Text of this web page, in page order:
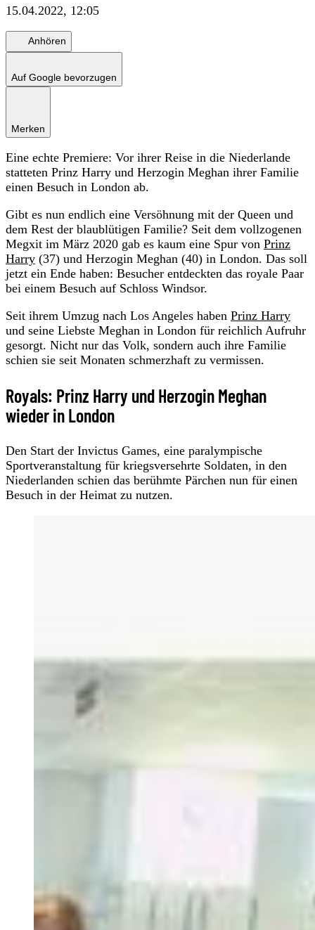
15.04.2022, 12:05
Anhören
Auf Google bevorzugen
Merken
Eine echte Premiere: Vor ihrer Reise in die Niederlande
statteten Prinz Harry und Herzogin Meghan ihrer Familie
einen Besuch in London ab.
Gibt es nun endlich eine Versöhnung mit der Queen und
dem Rest der blaublütigen Familie? Seit dem vollzogenen
Megxit im März 2020 gab es kaum eine Spur von Prinz
Harry (37) und Herzogin Meghan (40) in London. Das soll
jetzt ein Ende haben: Besucher entdeckten das royale Paar
bei einem Besuch auf Schloss Windsor.
Seit ihrem Umzug nach Los Angeles haben Prinz Harry
und seine Liebste Meghan in London für reichlich Aufruhr
gesorgt. Nicht nur das Volk, sondern auch ihre Familie
schien sie seit Monaten schmerzhaft zu vermissen.
Royals: Prinz Harry und Herzogin Meghan
wieder in London
Den Start der Invictus Games, eine paralympische
Sportveranstaltung für kriegsversehrte Soldaten, in den
Niederlanden schien das berühmte Pärchen nun für einen
Besuch in der Heimat zu nutzen.